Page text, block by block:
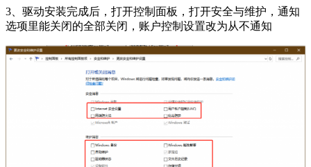
3、驱动安装完成后，打开控制面板，打开安全与维护，通知
选项里能关闭的全部关闭，账户控制设置改为从不通知